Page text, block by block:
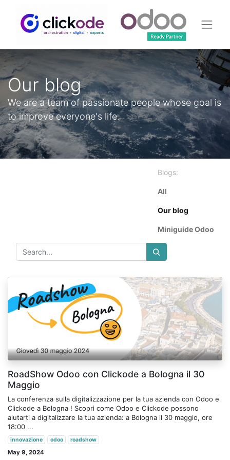
Our blog
We are a team of passionate people whose goal is
to improve everyone's life.
Blogs:
All
Our blog
Miniguide Odoo
RoadShow Odoo con Clickode a Bologna il 30
Maggio
La conferenza sulla digitalizzazione per la tua azienda con Odoo e
Clickode a Bologna ! Scopri come Odoo e Clickode possono
aiutarti a digitalizzare la tua azienda: a Bologna​ il 30 maggio, ore
18:00 ...
innovazione odoo roadshow
May 9, 2024